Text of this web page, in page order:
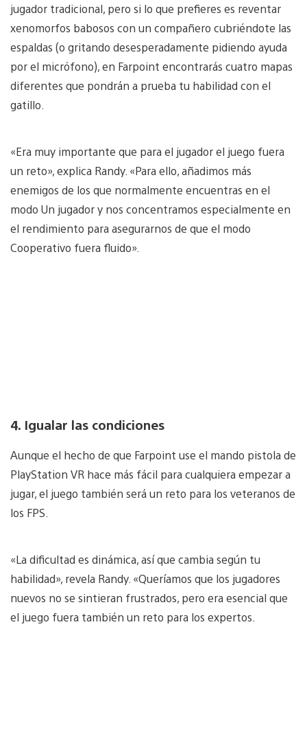
jugador tradicional, pero si lo que prefieres es reventar
xenomorfos babosos con un compañero cubriéndote las
espaldas (o gritando desesperadamente pidiendo ayuda
por el micrófono), en Farpoint encontrarás cuatro mapas
diferentes que pondrán a prueba tu habilidad con el
gatillo.
«Era muy importante que para el jugador el juego fuera
un reto», explica Randy. «Para ello, añadimos más
enemigos de los que normalmente encuentras en el
modo Un jugador y nos concentramos especialmente en
el rendimiento para asegurarnos de que el modo
Cooperativo fuera fluido».
4. Igualar las condiciones
Aunque el hecho de que Farpoint use el mando pistola de
PlayStation VR hace más fácil para cualquiera empezar a
jugar, el juego también será un reto para los veteranos de
los FPS.
«La dificultad es dinámica, así que cambia según tu
habilidad», revela Randy. «Queríamos que los jugadores
nuevos no se sintieran frustrados, pero era esencial que
el juego fuera también un reto para los expertos.